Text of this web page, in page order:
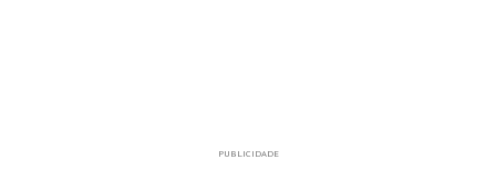
PUBLICIDADE